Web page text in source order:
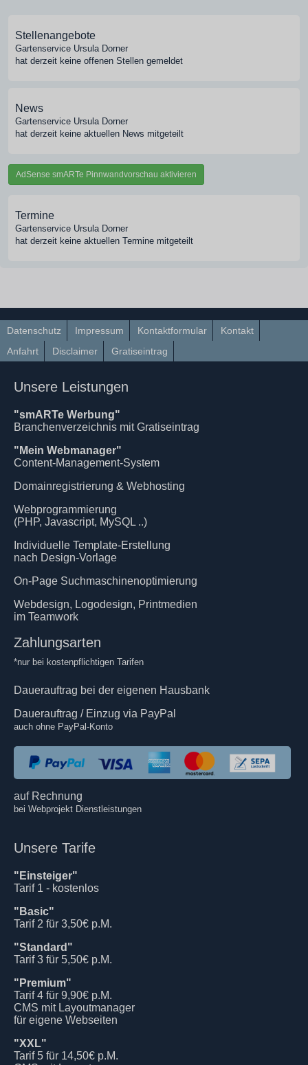
Stellenangebote
Gartenservice Ursula Dorner
hat derzeit keine offenen Stellen gemeldet
News
Gartenservice Ursula Dorner
hat derzeit keine aktuellen News mitgeteilt
AdSense smARTe Pinnwandvorschau aktivieren
Termine
Gartenservice Ursula Dorner
hat derzeit keine aktuellen Termine mitgeteilt
Datenschutz Impressum Kontaktformular
Kontakt
Anfahrt
Disclaimer Gratiseintrag
Unsere Leistungen
"smARTe Werbung"
Branchenverzeichnis mit Gratiseintrag
"Mein Webmanager"
Content-Management-System
Domainregistrierung & Webhosting
Webprogrammierung
(PHP, Javascript, MySQL ..)
Individuelle Template-Erstellung
nach Design-Vorlage
On-Page Suchmaschinenoptimierung
Webdesign, Logodesign, Printmedien
im Teamwork
Zahlungsarten
*nur bei kostenpflichtigen Tarifen
Dauerauftrag bei der eigenen Hausbank
Dauerauftrag / Einzug via PayPal
auch ohne PayPal-Konto
auf Rechnung
bei Webprojekt Dienstleistungen
Unsere Tarife
"Einsteiger"
Tarif 1 - kostenlos
"Basic"
Tarif 2 für 3,50€ p.M.
"Standard"
Tarif 3 für 5,50€ p.M.
"Premium"
Tarif 4 für 9,90€ p.M.
CMS mit Layoutmanager
für eigene Webseiten
"XXL"
Tarif 5 für 14,50€ p.M.